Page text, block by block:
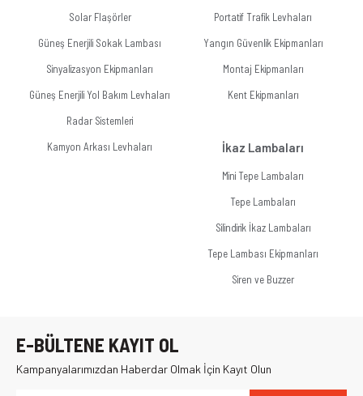
Solar Flaşörler
Güneş Enerjili Sokak Lambası
Sinyalizasyon Ekipmanları
Güneş Enerjili Yol Bakım Levhaları
Radar Sistemleri
Kamyon Arkası Levhaları
Portatif Trafik Levhaları
Yangın Güvenlik Ekipmanları
Montaj Ekipmanları
Kent Ekipmanları
İkaz Lambaları
Mini Tepe Lambaları
Tepe Lambaları
Silindirik İkaz Lambaları
Tepe Lambası Ekipmanları
Siren ve Buzzer
E-BÜLTENE KAYIT OL
Kampanyalarımızdan Haberdar Olmak İçin Kayıt Olun